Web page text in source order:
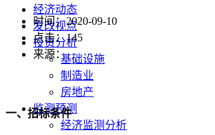
经济动态
发改视点
投资分析
基础设施
制造业
房地产
监测预测
经济监测分析
时间：2020-09-10
点击：145
来源：
一、招标条件